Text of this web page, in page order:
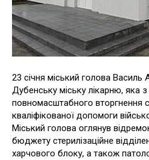
23 січня міський голова Василь
Дубенську міську лікарню, яка
повномасштабного вторгнення
кваліфікованої допомоги
Міський голова оглянув
бюджету стерилізаційне
харчового блоку, а також